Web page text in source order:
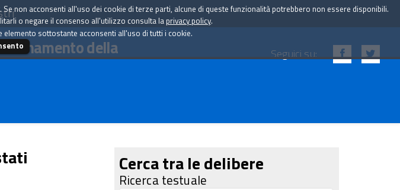
della Seguici su:
Cerca tra le delibere
Ricerca testuale
non acconsenti all'uso dei cookie di terze parti, alcune di queste funzionalità potrebbero non essere disponibili.
o negare il consenso all'utilizzo consulta la privacy policy.
elemento sottostante acconsenti all'uso di tutti i cookie.